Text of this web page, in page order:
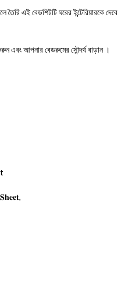
এই বেডশিটটি ঘরের ইন্টেরিয়ারকে দেবে
এবং আপনার বেডরুমের সৌন্দর্য বাড়ান ।